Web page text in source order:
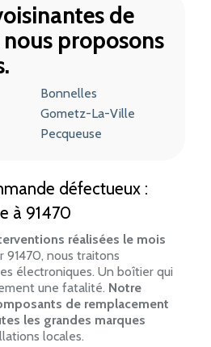
de
proposons
Bonnelles
Gometz-La-Ville
Pecqueuse
défectueux :
à 91470
réalisées le mois
91470, nous traitons
électroniques. Un boîtier qui
une fatalité. Notre
de remplacement
les grandes marques
locales.